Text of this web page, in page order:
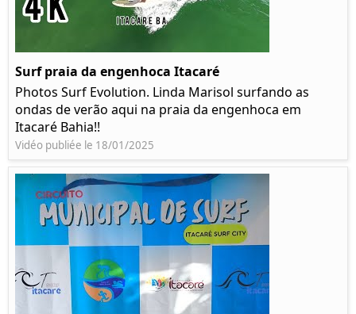
Surf praia da engenhoca Itacaré
Photos Surf Evolution. Linda Marisol surfando as
ondas de verão aqui na praia da engenhoca em
Itacaré Bahia!!
Vidéo publiée le 18/01/2025